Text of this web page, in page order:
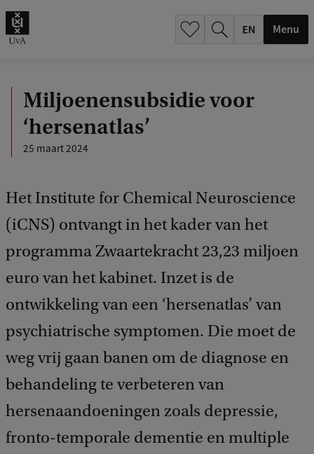
Menu
Miljoenensubsidie voor
‘hersenatlas’
25 maart 2024
Het Institute for Chemical Neuroscience
(iCNS) ontvangt in het kader van het
programma Zwaartekracht 23,23 miljoen
euro van het kabinet. Inzet is de
ontwikkeling van een ‘hersenatlas’ van
psychiatrische symptomen. Die moet de
weg vrij gaan banen om de diagnose en
behandeling te verbeteren van
hersenaandoeningen zoals depressie,
fronto-temporale dementie en multiple